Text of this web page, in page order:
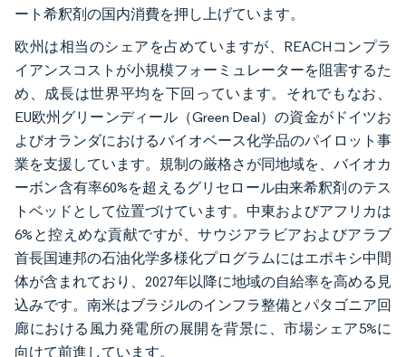
ート希釈剤の国内消費を押し上げています。
欧州は相当のシェアを占めていますが、REACHコンプラ
イアンスコストが小規模フォーミュレーターを阻害するた
め、成長は世界平均を下回っています。それでもなお、
EU欧州グリーンディール（Green Deal）の資金がドイツお
よびオランダにおけるバイオベース化学品のパイロット事
業を支援しています。規制の厳格さが同地域を、バイオカ
ーボン含有率60%を超えるグリセロール由来希釈剤のテス
トベッドとして位置づけています。中東およびアフリカは
6%と控えめな貢献ですが、サウジアラビアおよびアラブ
首長国連邦の石油化学多様化プログラムにはエポキシ中間
体が含まれており、2027年以降に地域の自給率を高める見
込みです。南米はブラジルのインフラ整備とパタゴニア回
廊における風力発電所の展開を背景に、市場シェア5%に
向けて前進しています。